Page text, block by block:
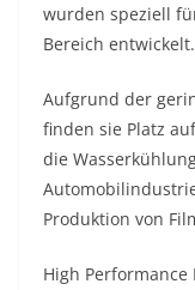
wurden speziell
Bereich entwickelt.
Aufgrund der
finden sie Platz
die
Produktion von
High Performance